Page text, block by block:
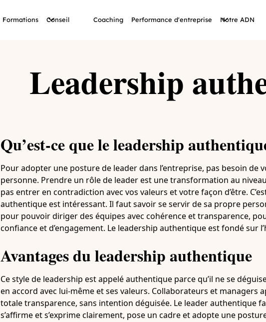
Formations Conseil Coaching Performance d'entreprise Notre ADN
Leadership
Qu’est-ce que le leadership
Pour adopter une posture de leader dans l’entreprise, pas besoin de
personne. Prendre un rôle de leader est une transformation au
pas entrer en contradiction avec vos valeurs et votre façon d’être.
authentique est intéressant. Il faut savoir se servir de sa propre
pour pouvoir diriger des équipes avec cohérence et transparence,
confiance et d’engagement. Le leadership authentique est fondé sur
Avantages du leadership authentique
Ce style de leadership est appelé authentique parce qu’il ne se
en accord avec lui-même et ses valeurs. Collaborateurs et managers
totale transparence, sans intention déguisée. Le leader authentique
s’affirme et s’exprime clairement, pose un cadre et adopte une